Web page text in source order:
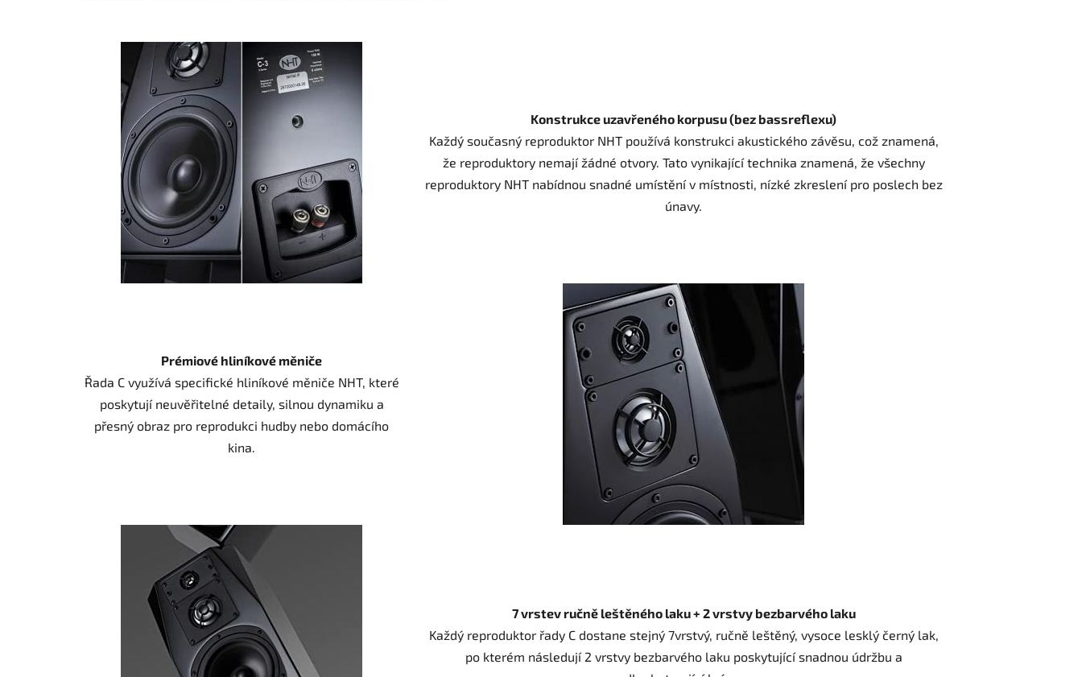
Konstrukce uzavřeného korpusu (bez bassreflexu)
Každý současný reproduktor NHT používá konstrukci akustického závěsu, což znamená,
že reproduktory nemají žádné otvory. Tato vynikající technika znamená, že všechny
reproduktory NHT nabídnou snadné umístění v místnosti, nízké zkreslení pro poslech bez
únavy.
Prémiové hliníkové měniče
Řada C využívá specifické hliníkové měniče NHT, které
poskytují neuvěřitelné detaily, silnou dynamiku a
přesný obraz pro reprodukci hudby nebo domácího
kina.
7 vrstev ručně leštěného laku + 2 vrstvy bezbarvého laku
Každý reproduktor řady C dostane stejný 7vrstvý, ručně leštěný, vysoce lesklý černý lak,
po kterém následují 2 vrstvy bezbarvého laku poskytující snadnou údržbu a